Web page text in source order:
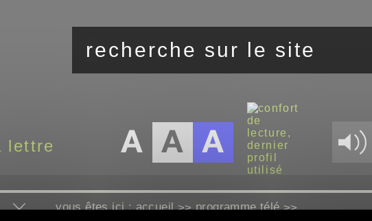
lettre
vous êtes ici :accueil>>programme télé>>